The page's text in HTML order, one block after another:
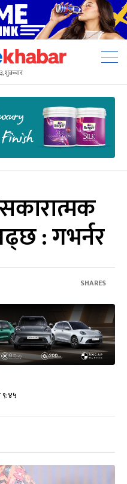
शुक्रबार
सकारात्मक
: गभर्नर
SHARES
९:४५